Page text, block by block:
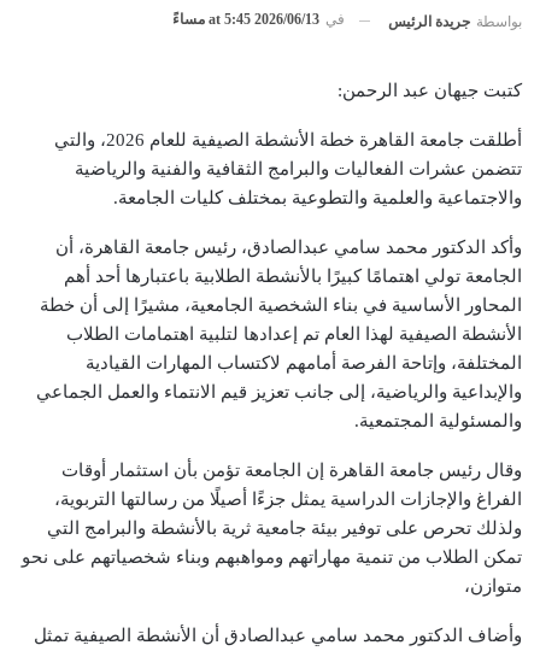
بواسطة جريدة الرئيس في 2026/06/13 at 5:45 مساءً
كتبت جيهان عبد الرحمن:
أطلقت جامعة القاهرة خطة الأنشطة الصيفية للعام 2026، والتي
تتضمن عشرات الفعاليات والبرامج الثقافية والفنية والرياضية
والاجتماعية والعلمية والتطوعية بمختلف كليات الجامعة.
وأكد الدكتور محمد سامي عبدالصادق، رئيس جامعة القاهرة، أن
الجامعة تولي اهتمامًا كبيرًا بالأنشطة الطلابية باعتبارها أحد أهم
المحاور الأساسية في بناء الشخصية الجامعية، مشيرًا إلى أن خطة
الأنشطة الصيفية لهذا العام تم إعدادها لتلبية اهتمامات الطلاب
المختلفة، وإتاحة الفرصة أمامهم لاكتساب المهارات القيادية
والإبداعية والرياضية، إلى جانب تعزيز قيم الانتماء والعمل الجماعي
والمسئولية المجتمعية.
وقال رئيس جامعة القاهرة إن الجامعة تؤمن بأن استثمار أوقات
الفراغ والإجازات الدراسية يمثل جزءًا أصيلًا من رسالتها التربوية،
ولذلك تحرص على توفير بيئة جامعية ثرية بالأنشطة والبرامج التي
تمكن الطلاب من تنمية مهاراتهم ومواهبهم وبناء شخصياتهم على نحو
متوازن،
وأضاف الدكتور محمد سامي عبدالصادق أن الأنشطة الصيفية تمثل